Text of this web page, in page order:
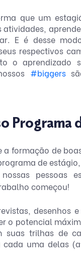
que um
E é desse
respectivos
o aprendizado
#biggers
Programa
formação de
de
pessoas
começou!
desenhos
o potencial
trilhas de
uma delas